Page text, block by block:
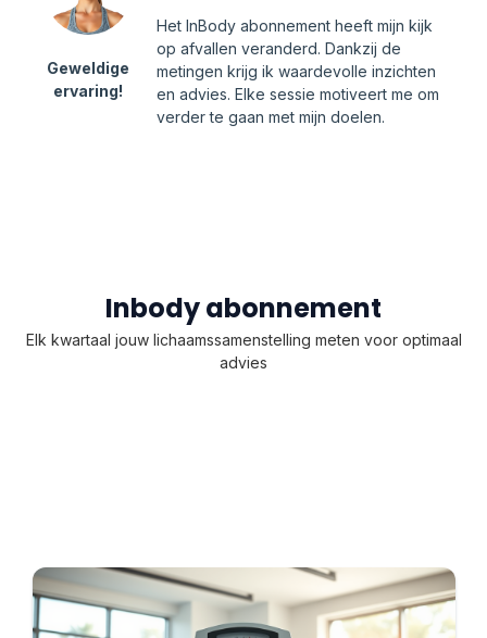
Geweldige
ervaring!
Het InBody abonnement heeft mijn kijk
op afvallen veranderd. Dankzij de
metingen krijg ik waardevolle inzichten
en advies. Elke sessie motiveert me om
verder te gaan met mijn doelen.
Inbody abonnement
Elk kwartaal jouw lichaamssamenstelling meten voor optimaal
advies